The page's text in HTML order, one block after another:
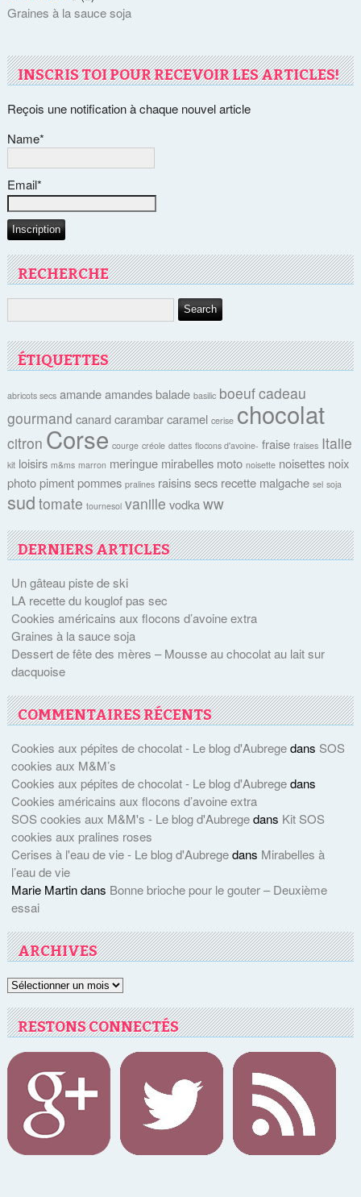
Graines à la sauce soja
INSCRIS TOI POUR RECEVOIR LES ARTICLES!
Reçois une notification à chaque nouvel article
Name*
Email*
RECHERCHE
ÉTIQUETTES
abricots secs amande amandes balade basilic boeufcadeau
gourmand canard carambar caramel cerise chocolat
citron Corse courge créole dattes flocons d'avoine- fraise fraises Italie
kit loisirs m&ms marron meringue mirabelles moto noisette noisettes noix
photo piment pommes pralines raisins secs recette malgache sel soja
sud tomate tournesol vanille vodka ww
DERNIERS ARTICLES
Un gâteau piste de ski
LA recette du kouglof pas sec
Cookies américains aux flocons d’avoine extra
Graines à la sauce soja
Dessert de fête des mères – Mousse au chocolat au lait sur
dacquoise
COMMENTAIRES RÉCENTS
Cookies aux pépites de chocolat - Le blog d'Aubregedans SOS
cookies aux M&M’s
Cookies aux pépites de chocolat - Le blog d'Aubregedans
Cookies américains aux flocons d’avoine extra
SOS cookies aux M&M's - Le blog d'Aubregedans Kit SOS
cookies aux pralines roses
Cerises à l'eau de vie - Le blog d'Aubregedans Mirabelles à
l’eau de vie
Marie Martindans Bonne brioche pour le gouter – Deuxième
essai
ARCHIVES
Archives
RESTONS CONNECTÉS